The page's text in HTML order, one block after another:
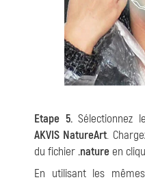
Etape 5.Sélectionnez
AKVIS NatureArt.
du fichier.nature en
En utilisant les